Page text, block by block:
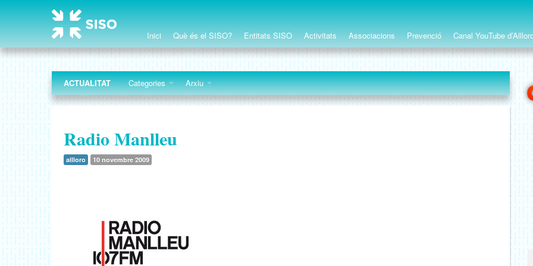
Inici Què és el SISO? Entitats SISO Activitats Associacions Prevenció Canal YouTube
ACTUALITAT Categories Arxiu
Radio Manlleu
allloro 10 novembre 2009